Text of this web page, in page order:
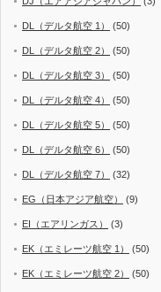
DL（デルタ航空 1） (50)
DL（デルタ航空 2） (50)
DL（デルタ航空 3） (50)
DL（デルタ航空 4） (50)
DL（デルタ航空 5） (50)
DL（デルタ航空 6） (50)
DL（デルタ航空 7） (32)
EG（日本アジア航空） (9)
EI（エアリンガス） (3)
EK（エミレーツ航空 1） (50)
EK（エミレーツ航空 2） (50)